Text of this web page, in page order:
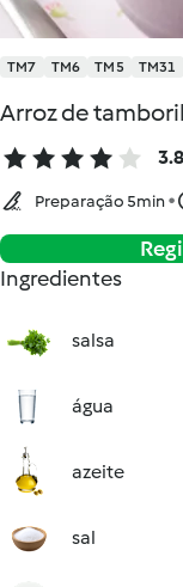
TM7 TM6 TM5 TM31
Arroz de tamboril
3.8
Preparação 5min
Ingredientes
salsa
água
azeite
sal